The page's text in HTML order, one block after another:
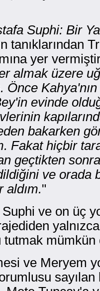
Suphi: Bir
tanıklarından
yer
almak üzere
Önce
evinde
bakarken
Fakat hiçbir
geçtikten
ve orada
aldım."
ve on üç
tutmak mümkün
ve Meryem
sayılan